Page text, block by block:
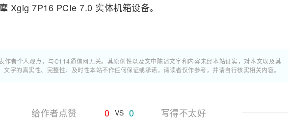
Xgig 7P16 PCIe 7.0 实体机箱设备。
作者个人观点，与C114通信网无关。其原创性以及文中陈述文字和内容未经本站证实，对本文以及其
文字的真实性、完整性、及时性本站不作任何保证或承诺，请读者仅作参考，并请自行核实相关内容。
给作者点赞 0 VS 0 写得不太好